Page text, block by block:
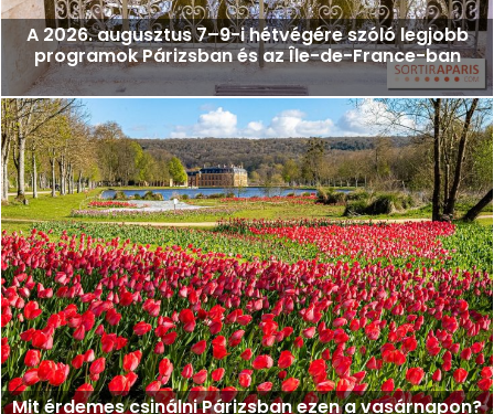
A 2026. augusztus 7–9-i hétvégére szóló legjobb
programok Párizsban és az Île-de-France-ban
Mit érdemes csinálni Párizsban ezen a vasárnapon?